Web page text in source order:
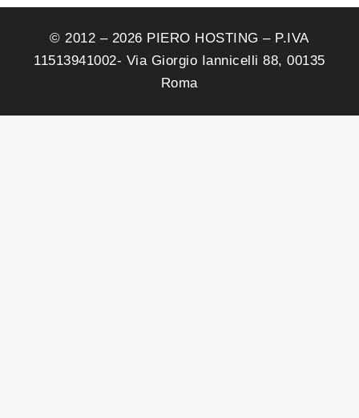
© 2012 – 2026 PIERO HOSTING – P.IVA
11513941002- Via Giorgio Iannicelli 88, 00135
Roma